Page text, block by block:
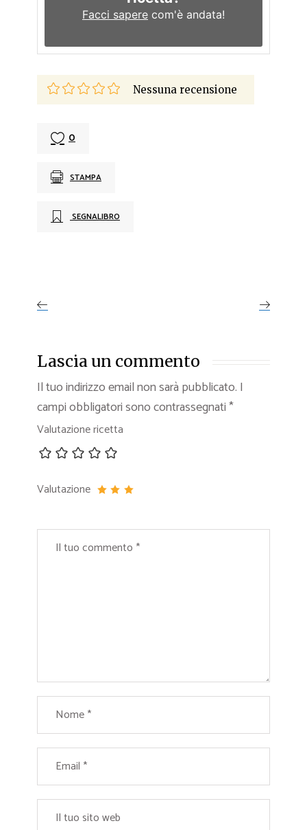
Facci sapere com'è andata!
Nessuna recensione
0
STAMPA
SEGNALIBRO
Lascia un commento
Il tuo indirizzo email non sarà pubblicato. I
campi obbligatori sono contrassegnati*
Valutazione ricetta
Valutazione